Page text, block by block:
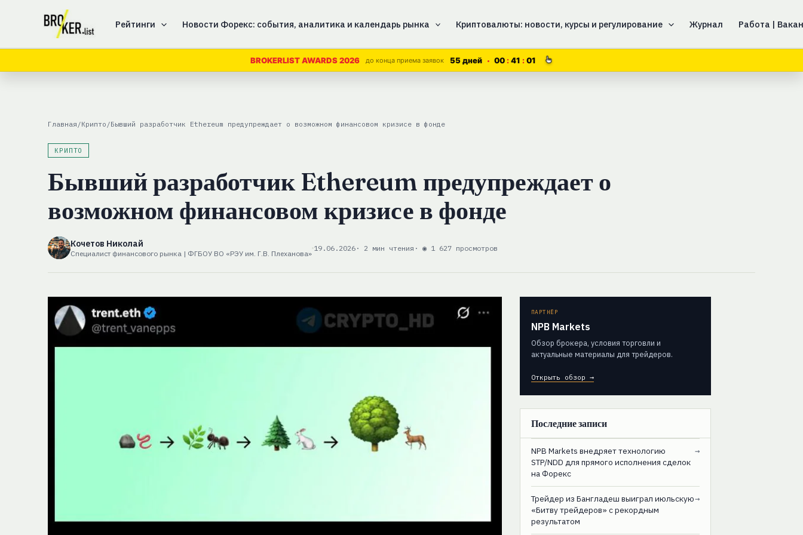
содержимому
Рейтинги Новости Форекс: события, аналитика и календарь рынка Криптовалюты: новости, курсы и регулирование Журнал Работа |
BROKERLIST AWARDS 2026 до конца приема заявок 55 дней 00 41 00
Главная /Крипто /Бывший разработчик Ethereum предупреждает о возможном финансовом кризисе в фонде
КРИПТО
Бывший разработчик Ethereum предупреждает о
возможном финансовом кризисе в фонде
Кочетов Николай
Специалист финансового рынка | ФГБОУ ВО «РЭУ им. Г.В. Плеханова»
19.06.2026 · 2 мин чтения · ◉ 1 627 просмотров
ПАРТНЁР
NPB Markets
Обзор брокера, условия торговли и
актуальные материалы для трейдеров.
Открыть обзор →
Последние записи
NPB Markets внедряет технологию
STP/NDD для прямого исполнения сделок
на Форекс
→
Трейдер из Бангладеш выиграл июльскую
«Битву трейдеров» с рекордным
результатом
→